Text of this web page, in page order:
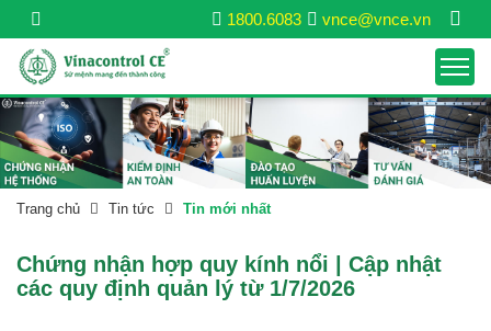
vnce@vnce.vn
1800.6083
Trang chủ Tin tức Tin mới nhất
Chứng nhận hợp quy kính nổi | Cập nhật
các quy định quản lý từ 1/7/2026